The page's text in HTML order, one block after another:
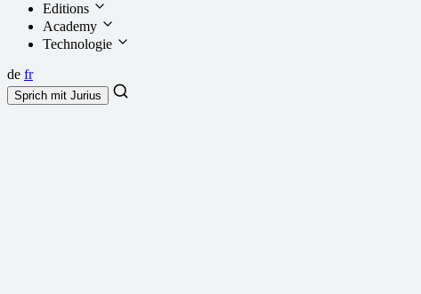
Editions
Academy
Technologie
de fr
Sprich mit Jurius